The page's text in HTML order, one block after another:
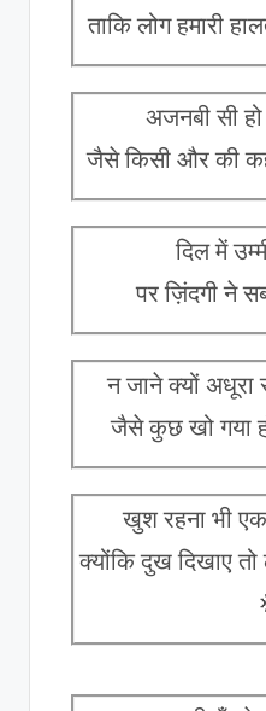
ताकि लोग हमारी
अजनबी सी
जैसे किसी और की
दिल में
पर ज़िंदगी ने
न जाने क्यों
जैसे कुछ खो गया
खुश रहना भी
क्योंकि दुख दिखाए